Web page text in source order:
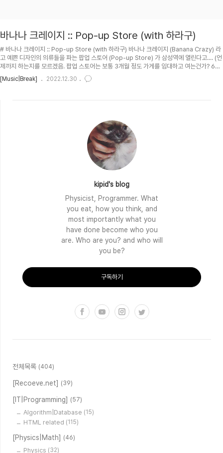
바나나 크레이지 :: Pop-up Store (with 하라구)
# 바나나 크레이지 :: Pop-up Store (with 하라구) 바나나 크레이지 (Banana Crazy) 라
고 예쁜 디자인의 의류들을 파는 팝업 스토어 (Pop-up Store) 가 삼성역에 열린다고.... (언
제까지 하는지를 모르겠음. 팝업 스토어는 보통 3개월 정도 가게를 임대하고 여는건가? 6개
월??? :: 2주정도 여는거였음. 그런데 여기 임대료 엄청 비쌀거 같은데, 적자 안났나 모르겄
네. 요새 백화점 매출 하양세 아닌가? ㅡㅡ. 내가 갔을때도 백화점에 사람 엄청 없던데... 사람
[Music|Break] 2022.12.30
kipid's blog
Physicist, Programmer. What
you eat, how you think, and
most importantly what you
have done become who you
are. Who are you? and who will
you be?
구독하기
전체목록 (404)
[Recoeve.net] (39)
[IT|Programming] (57)
Algorithm|Database (15)
HTML related (115)
[Physics|Math] (46)
Physics (32)